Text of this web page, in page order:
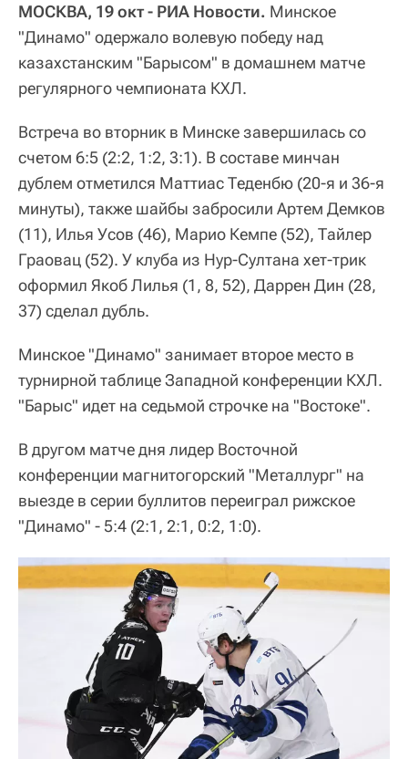
МОСКВА, 19 окт - РИА Новости. Минское
"Динамо" одержало волевую победу над
казахстанским "Барысом" в домашнем матче
регулярного чемпионата КХЛ.
Встреча во вторник в Минске завершилась со
счетом 6:5 (2:2, 1:2, 3:1). В составе минчан
дублем отметился Маттиас Теденбю (20-я и 36-я
минуты), также шайбы забросили Артем Демков
(11), Илья Усов (46), Марио Кемпе (52), Тайлер
Граовац (52). У клуба из Нур-Султана хет-трик
оформил Якоб Лилья (1, 8, 52), Даррен Дин (28,
37) сделал дубль.
Минское "Динамо" занимает второе место в
турнирной таблице Западной конференции КХЛ.
"Барыс" идет на седьмой строчке на "Востоке".
В другом матче дня лидер Восточной
конференции магнитогорский "Металлург" на
выезде в серии буллитов переиграл рижское
"Динамо" - 5:4 (2:1, 2:1, 0:2, 1:0).